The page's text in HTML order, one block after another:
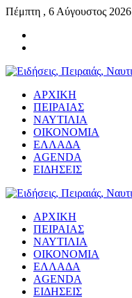
Πέμπτη , 6 Αύγουστος 2026
ΑΡΧΙΚΗ
ΠΕΙΡΑΙΑΣ
ΝΑΥΤΙΛΙΑ
ΟΙΚΟΝΟΜΙΑ
ΕΛΛΑΔΑ
AGENDA
ΕΙΔΗΣΕΙΣ
ΑΡΧΙΚΗ
ΠΕΙΡΑΙΑΣ
ΝΑΥΤΙΛΙΑ
ΟΙΚΟΝΟΜΙΑ
ΕΛΛΑΔΑ
AGENDA
ΕΙΔΗΣΕΙΣ